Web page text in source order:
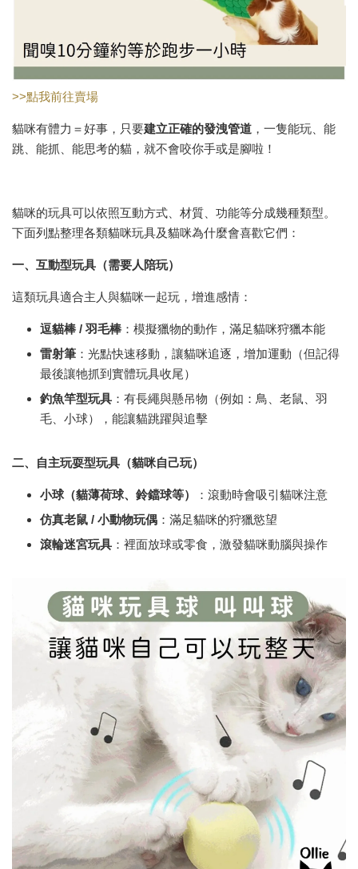
>>點我前往賣場
貓咪有體力＝好事，只要建立正確的發洩管道 ，一隻能玩、能
跳、能抓、能思考的貓，就不會咬你手或是腳啦！
貓咪的玩具可以依照互動方式、材質、功能等分成幾種類型。
下面列點整理各類貓咪玩具及貓咪為什麼會喜歡它們：
一、互動型玩具（需要人陪玩）
這類玩具適合主人與貓咪一起玩，增進感情：
逗貓棒 / 羽毛棒 ：模擬獵物的動作，滿足貓咪狩獵本能
雷射筆 ：光點快速移動，讓貓咪追逐，增加運動（但記得
最後讓牠抓到實體玩具收尾）
釣魚竿型玩具 ：有長繩與懸吊物（例如：鳥、老鼠、羽
毛、小球），能讓貓跳躍與追擊
二、自主玩耍型玩具（貓咪自己玩）
小球（貓薄荷球、鈴鐺球等）
：滾動時會吸引貓咪注意
仿真老鼠 / 小動物玩偶 ：滿足貓咪的狩獵慾望
滾輪迷宮玩具 ：裡面放球或零食，激發貓咪動腦與操作